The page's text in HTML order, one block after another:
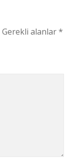
Gerekli alanlar*